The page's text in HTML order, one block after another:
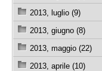
2013, luglio (9)
2013, giugno (8)
2013, maggio (22)
2013, aprile (10)